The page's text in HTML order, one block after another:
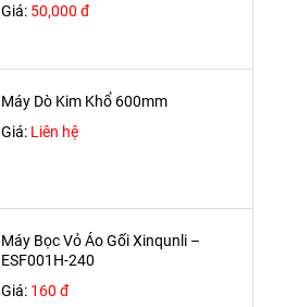
Giá: 50,000 đ
Máy Dò Kim Khổ 600mm
Giá: Liên hệ
Máy Bọc Vỏ Áo Gối Xinqunli –
ESF001H-240
Giá: 160 đ